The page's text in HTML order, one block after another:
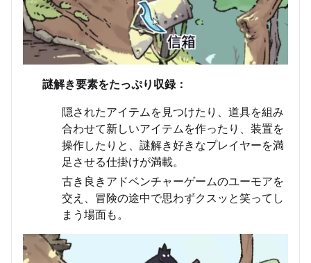
謎解き要素をたっぷり収録：
隠されたアイテムを見つけたり、道具を組み
合わせて新しいアイテムを作ったり、装置を
操作したりと、謎解き好きなプレイヤーを満
足させる仕掛けが満載。
古き良きアドベンチャーゲームのユーモアを
交え、冒険の途中で思わずクスッと笑ってし
まう場面も。